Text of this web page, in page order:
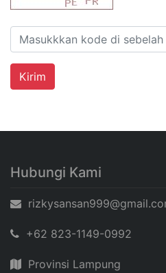
Hubungi Kami
+62 823-1149-0992
Provinsi Lampung